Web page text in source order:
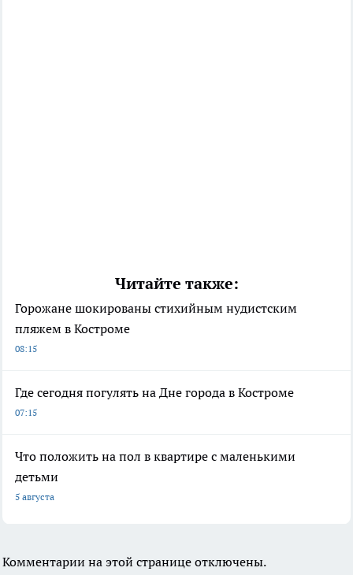
Читайте также:
Горожане шокированы стихийным нудистским
пляжем в Костроме
08:15
Где сегодня погулять на Дне города в Костроме
07:15
Что положить на пол в квартире с маленькими
детьми
5 августа
Комментарии на этой странице отключены.